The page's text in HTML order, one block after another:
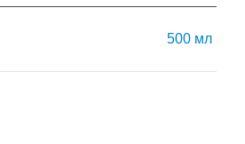
500 мл